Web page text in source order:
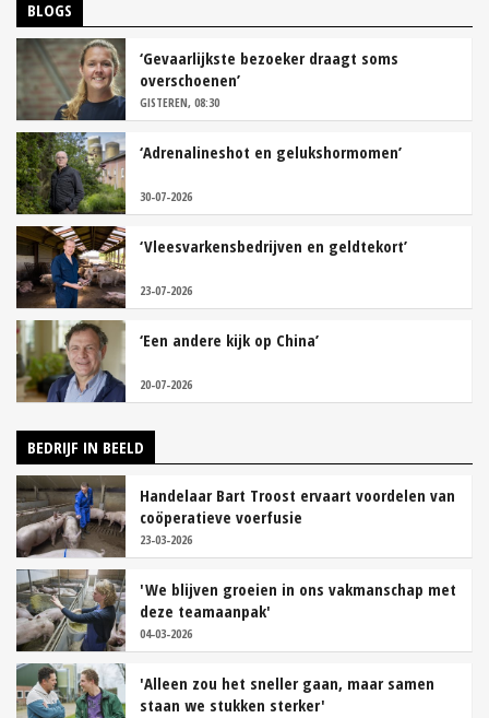
BLOGS
‘Gevaarlijkste bezoeker draagt soms
overschoenen’
GISTEREN, 08:30
‘Adrenalineshot en gelukshormomen’
30-07-2026
‘Vleesvarkensbedrijven en geldtekort’
23-07-2026
‘Een andere kijk op China’
20-07-2026
BEDRIJF IN BEELD
Handelaar Bart Troost ervaart voordelen van
coöperatieve voerfusie
23-03-2026
'We blijven groeien in ons vakmanschap met
deze teamaanpak'
04-03-2026
'Alleen zou het sneller gaan, maar samen
staan we stukken sterker'